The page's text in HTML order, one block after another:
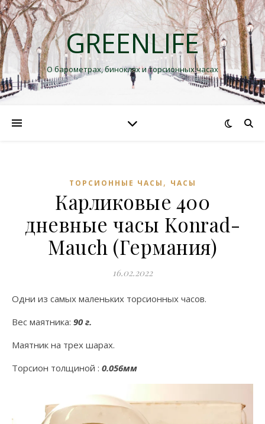
GREENLIFE
О барометрах, биноклях и торсионных часах
ТОРСИОННЫЕ ЧАСЫ , ЧАСЫ
Карликовые 400
дневные часы Konrad-
Mauch (Германия)
16.02.2022
Одни из самых маленьких торсионных часов.
Вес маятника: 90 г.
Маятник на трех шарах.
Торсион толщиной : 0.056мм